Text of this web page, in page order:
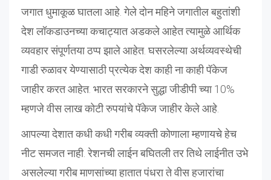
जगात धुमाकूळ घातला आहे. गेले दोन महिने जगातील बहुतांशी
देश लॉकडाउनच्या कचाट्यात अडकले आहेत त्यामुळे आर्थिक
व्यवहार संपूर्णतया ठप्प झाले आहेत. घसरलेल्या अर्थव्यवस्थेची
गाडी रुळावर येण्यासाठी प्रत्येक देश काही ना काही पॅकेज
जाहीर करत आहेत. भारत सरकारने सुद्धा जीडीपी च्या 10%
म्हणजे वीस लाख कोटी रुपयांचे पॅकेज जाहीर केले आहे.
आपल्या देशात कधी कधी गरीब व्यक्ती कोणाला म्हणायचे हेच
नीट समजत नाही. रेशनची लाईन बघितली तर तिथे लाईनीत उभे
असलेल्या गरीब माणसांच्या हातात पंधरा ते वीस हजारांचा